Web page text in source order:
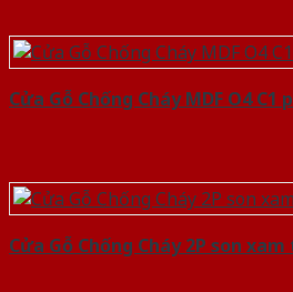
Cửa Gỗ Chống Cháy MDF O4 C1
Cửa Gỗ Chống Cháy 2P son